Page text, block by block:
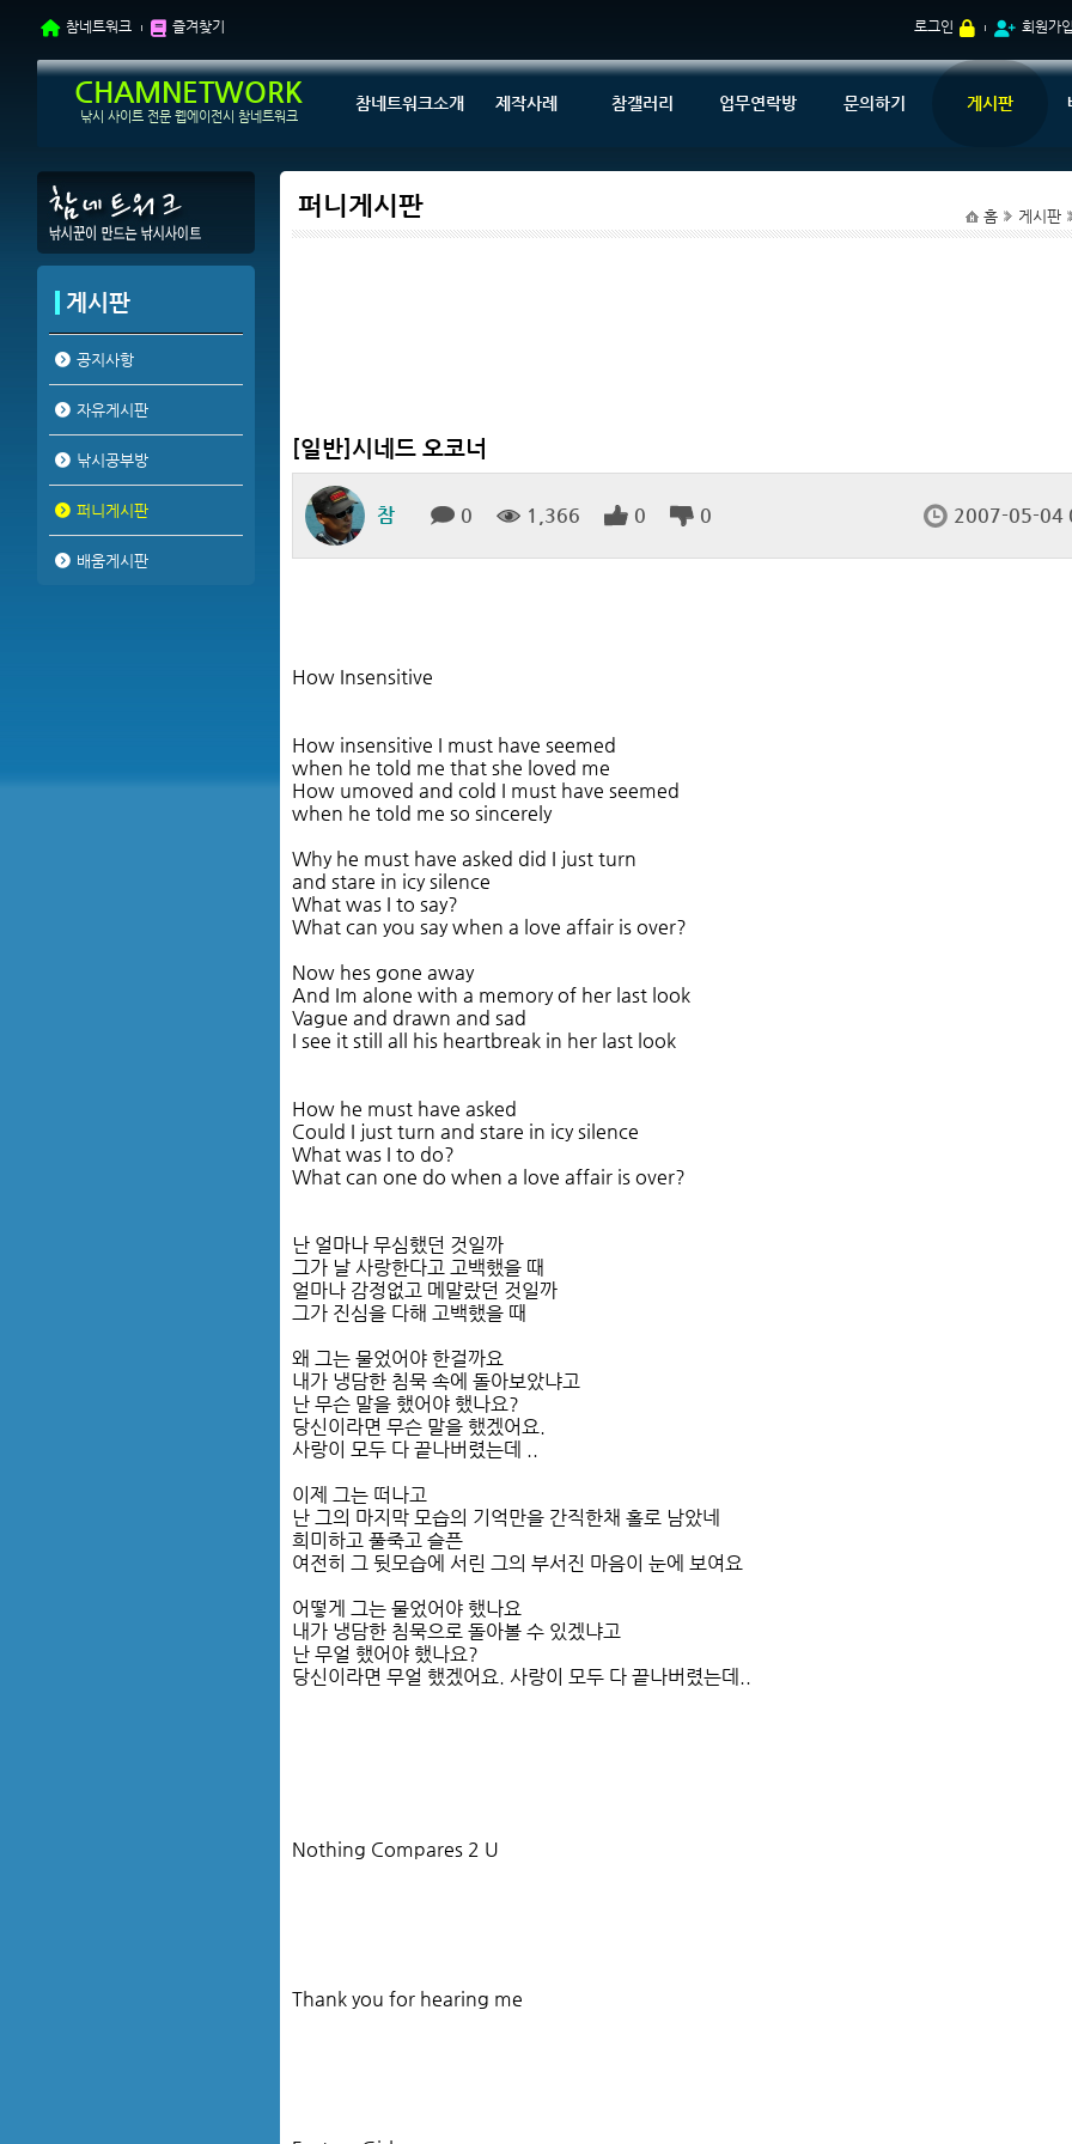
참네트워크 즐겨찾기 로그인 회원가
CHAMNETWORK
낚시 사이트 전문 웹에이전시 참네트워크
참네트워크소개 제작사례 참갤러리 업무연락방 문의하기 게시판
퍼니게시판 홈 게시판
게시판
공지사항
자유게시판
낚시공부방
퍼니게시판
배움게시판
[일반]시네드 오코너
참 0 1,366 0 0 2007-05-04
How Insensitive
How insensitive I must have seemed
when he told me that she loved me
How umoved and cold I must have seemed
when he told me so sincerely
Why he must have asked did I just turn
and stare in icy silence
What was I to say?
What can you say when a love affair is over?
Now hes gone away
And Im alone with a memory of her last look
Vague and drawn and sad
I see it still all his heartbreak in her last look
How he must have asked
Could I just turn and stare in icy silence
What was I to do?
What can one do when a love affair is over?
난 얼마나 무심했던 것일까
그가 날 사랑한다고 고백했을 때
얼마나 감정없고 메말랐던 것일까
그가 진심을 다해 고백했을 때
왜 그는 물었어야 한걸까요
내가 냉담한 침묵 속에 돌아보았냐고
난 무슨 말을 했어야 했나요?
당신이라면 무슨 말을 했겠어요.
사랑이 모두 다 끝나버렸는데 ..
이제 그는 떠나고
난 그의 마지막 모습의 기억만을 간직한채 홀로 남았네
희미하고 풀죽고 슬픈
여전히 그 뒷모습에 서린 그의 부서진 마음이 눈에 보여요
어떻게 그는 물었어야 했나요
내가 냉담한 침묵으로 돌아볼 수 있겠냐고
난 무얼 했어야 했나요?
당신이라면 무얼 했겠어요. 사랑이 모두 다 끝나버렸는데..
Nothing Compares 2 U
Thank you for hearing me